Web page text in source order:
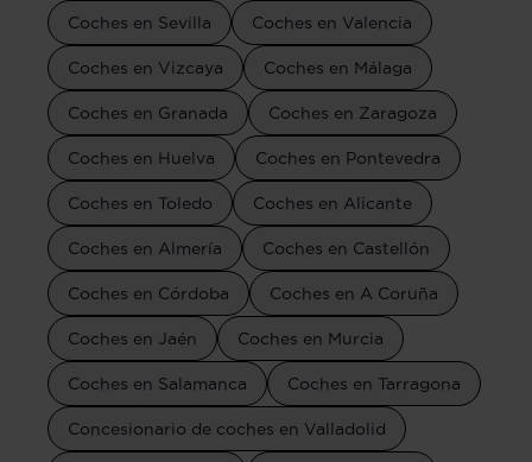
Coches en Sevilla Coches en Valencia
Coches en Vizcaya Coches en Málaga
Coches en Granada Coches en Zaragoza
Coches en Huelva Coches en Pontevedra
Coches en Toledo Coches en Alicante
Coches en Almería Coches en Castellón
Coches en Córdoba Coches en A Coruña
Coches en Jaén Coches en Murcia
Coches en Salamanca Coches en Tarragona
Concesionario de coches en Valladolid